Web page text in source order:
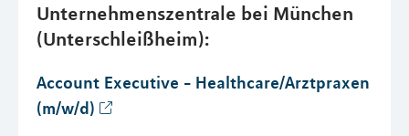
Unternehmenszentrale bei München
(Unterschleißheim):
Account Executive - Healthcare/Arztpraxen
(m/w/d)